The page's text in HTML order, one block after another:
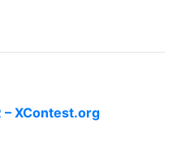
– XContest.org